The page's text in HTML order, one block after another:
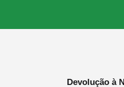
Devolução à